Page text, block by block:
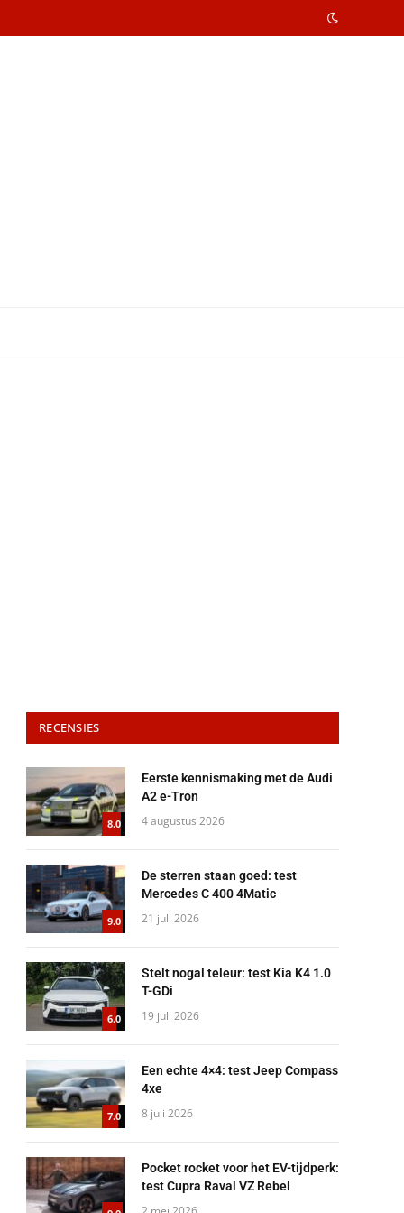
RECENSIES
8.0
Eerste kennismaking met de Audi
A2 e-Tron
4 augustus 2026
9.0
De sterren staan goed: test
Mercedes C 400 4Matic
21 juli 2026
6.0
Stelt nogal teleur: test Kia K4 1.0
T-GDi
19 juli 2026
7.0
Een echte 4×4: test Jeep Compass
4xe
8 juli 2026
Pocket rocket voor het EV-tijdperk:
test Cupra Raval VZ Rebel